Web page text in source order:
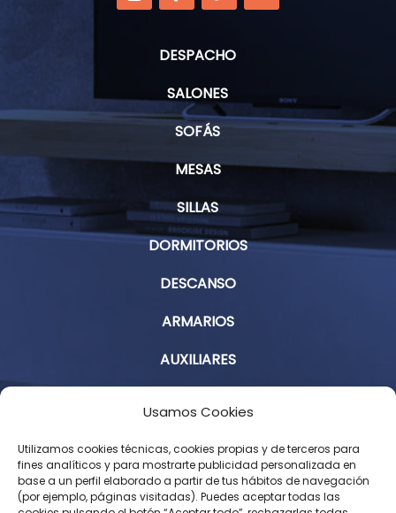
Usamos Cookies
Utilizamos cookies técnicas, cookies propias y de terceros para
fines analíticos y para mostrarte publicidad personalizada en
base a un perfil elaborado a partir de tus hábitos de navegación
(por ejemplo, páginas visitadas). Puedes aceptar todas las
DESPACHO
SALONES
SOFÁS
MESAS
SILLAS
DORMITORIOS
DESCANSO
ARMARIOS
AUXILIARES
Aviso Legal
Política de Privacidad
Condiciones Generales de Contratación